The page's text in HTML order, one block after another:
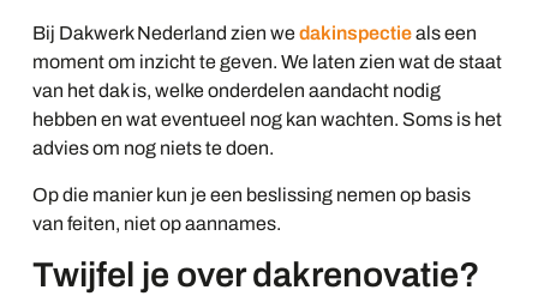
Bij Dakwerk Nederland zien wedakinspectieals een
moment om inzicht te geven. We laten zien wat de staat
van het dak is, welke onderdelen aandacht nodig
hebben en wat eventueel nog kan wachten. Soms is het
advies om nog niets te doen.
Op die manier kun je een beslissing nemen op basis
van feiten, niet op aannames.
Twijfel je over dakrenovatie?